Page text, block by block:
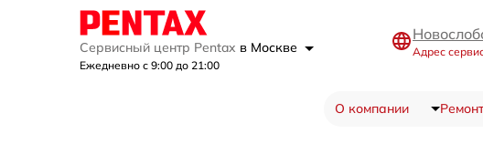
Сервисный центр Pentax в Москве
Ежедневно с 9:00 до 21:00
Адрес
О компании